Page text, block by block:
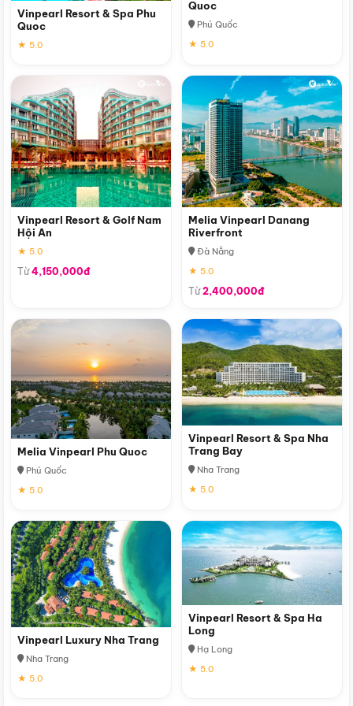
Vinpearl Resort & Spa Phu
Quoc
★ 5.0
Quoc
Phú Quốc
★ 5.0
Vinpearl Resort & Golf Nam
Hội An
★ 5.0
Từ4,150,000đ
Melia Vinpearl Danang
Riverfront
Đà Nẵng
★ 5.0
Từ2,400,000đ
Melia Vinpearl Phu Quoc
Phú Quốc
★ 5.0
Vinpearl Resort & Spa Nha
Trang Bay
Nha Trang
★ 5.0
Vinpearl Luxury Nha Trang
Nha Trang
★ 5.0
Vinpearl Resort & Spa Ha
Long
Hạ Long
★ 5.0